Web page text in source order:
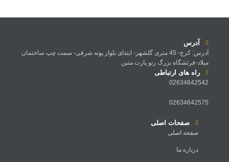
آدرس
آدرس: کرج- 45 متری گلشهر- ابتدای بلوار پونه شرقی- سمت چپ ساختمان
میلاد-فرئشگاه بزرگ رنو پارت متین
راه های ارتباطی
02634642542
02634642575
صفحات اصلی
صفحه اصلی
درباره ما